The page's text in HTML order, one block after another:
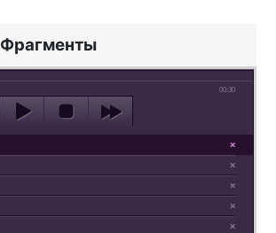
Фрагменты
00:30
×
×
×
×
×